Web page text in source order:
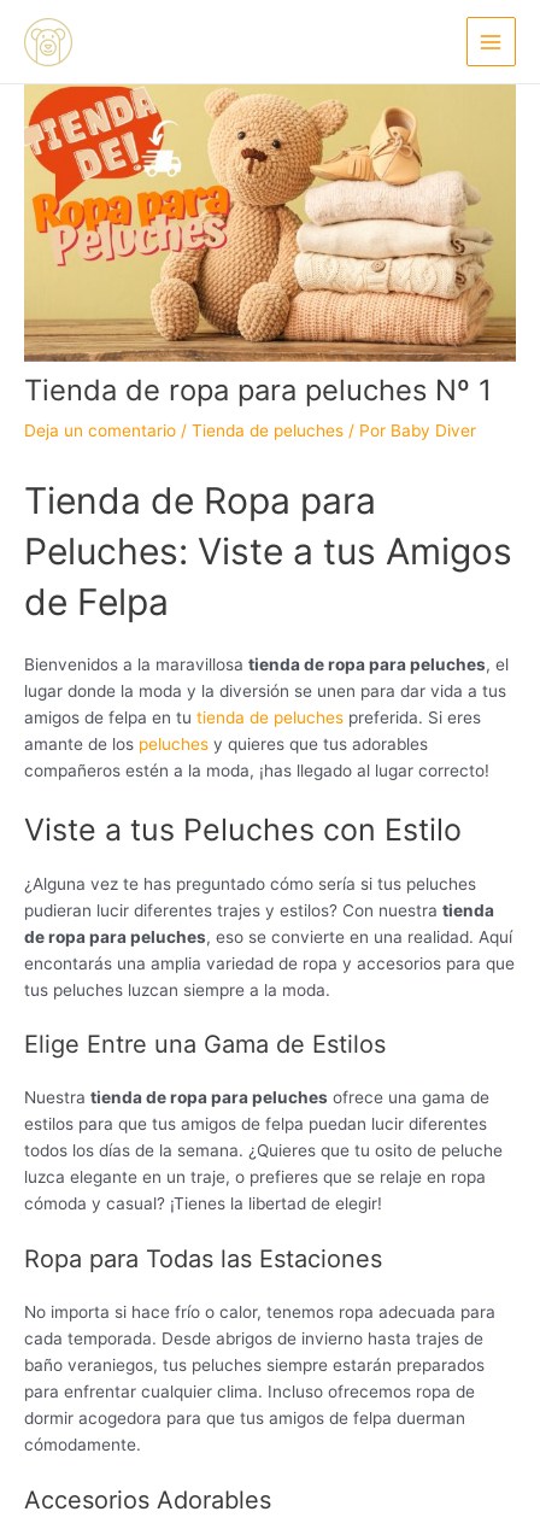
contenido
Main
Menu
Tienda de ropa para peluches Nº 1
Deja un comentario / Tienda de peluches / Por Baby Diver
Tienda de Ropa para
Peluches: Viste a tus Amigos
de Felpa
Bienvenidos a la maravillosa tienda de ropa para peluches, el
lugar donde la moda y la diversión se unen para dar vida a tus
amigos de felpa en tu tienda de peluches preferida. Si eres
amante de los peluches y quieres que tus adorables
compañeros estén a la moda, ¡has llegado al lugar correcto!
Viste a tus Peluches con Estilo
¿Alguna vez te has preguntado cómo sería si tus peluches
pudieran lucir diferentes trajes y estilos? Con nuestra tienda
de ropa para peluches, eso se convierte en una realidad. Aquí
encontarás una amplia variedad de ropa y accesorios para que
tus peluches luzcan siempre a la moda.
Elige Entre una Gama de Estilos
Nuestra tienda de ropa para peluches ofrece una gama de
estilos para que tus amigos de felpa puedan lucir diferentes
todos los días de la semana. ¿Quieres que tu osito de peluche
luzca elegante en un traje, o prefieres que se relaje en ropa
cómoda y casual? ¡Tienes la libertad de elegir!
Ropa para Todas las Estaciones
No importa si hace frío o calor, tenemos ropa adecuada para
cada temporada. Desde abrigos de invierno hasta trajes de
baño veraniegos, tus peluches siempre estarán preparados
para enfrentar cualquier clima. Incluso ofrecemos ropa de
dormir acogedora para que tus amigos de felpa duerman
cómodamente.
Accesorios Adorables
de
entradas